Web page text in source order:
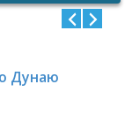
Дунаю